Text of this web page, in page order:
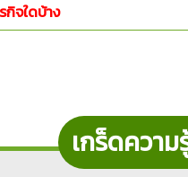
จใดบ้าง
เกร็ดควา